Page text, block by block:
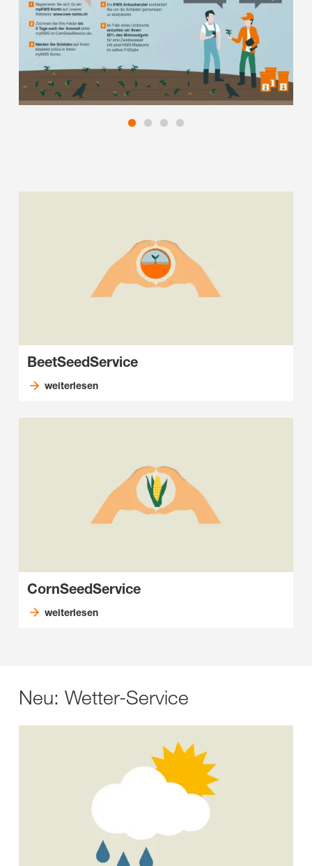
BeetSeedService
weiterlesen
CornSeedService
weiterlesen
Neu: Wetter-Service